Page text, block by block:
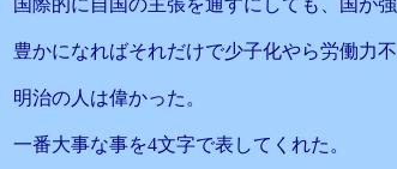
国際的に自国の主張を通すにしても、国が
豊かになればそれだけで少子化やら労働力
明治の人は偉かった。
一番大事な事を4文字で表してくれた。